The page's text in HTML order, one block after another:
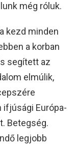
még róluk.
kezd minden
a korban
segített az
elmúlik,
ifjúsági Európa-
Betegség.
legjobb